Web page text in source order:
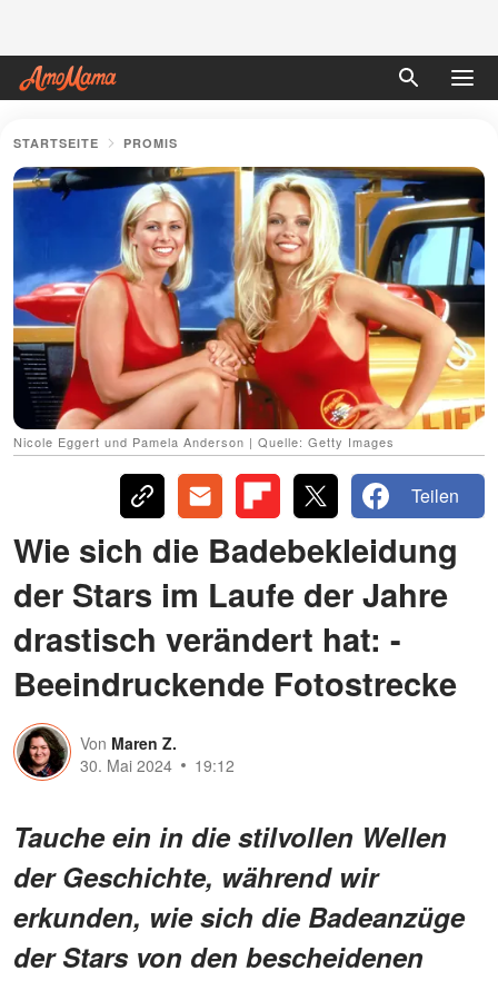
STARTSEITE PROMIS
Nicole Eggert und Pamela Anderson | Quelle: Getty Images
Teilen
Wie sich die Badebekleidung
der Stars im Laufe der Jahre
drastisch verändert hat: -
Beeindruckende Fotostrecke
Von Maren Z.
30. Mai 2024
19:12
Tauche ein in die stilvollen Wellen
der Geschichte, während wir
erkunden, wie sich die Badeanzüge
der Stars von den bescheidenen